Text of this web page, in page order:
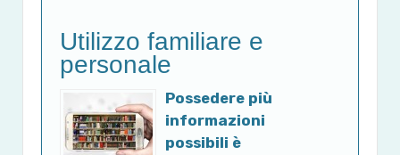
Utilizzo familiare e
personale
Possedere più
informazioni
possibili è